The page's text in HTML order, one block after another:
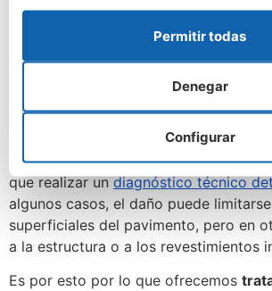
métodos, conseguimos eliminar por
humedades en terrazas y prevenir su
Tratamientos y
según el tipo de daño
Hay que tener en cuenta que no todas
se presentan de la misma forma, de
que realizar undiagnóstico técnico
algunos casos, el daño puede
superficiales del pavimento, pero en
a la estructura o a los revestimientos
Es por esto por lo que ofrecemos
Configurar
Denegar
Permitir todas